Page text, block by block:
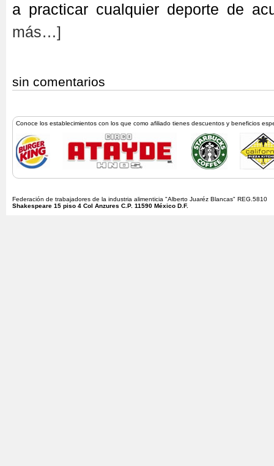
a practicar cualquier deporte de
más…]
sin comentarios
Conoce los establecimientos con los que como afiliado tienes descuentos y beneficios
Federación de trabajadores de la industria alimenticia "Alberto Juaréz Blancas" REG.5810
Shakespeare 15 piso 4 Col Anzures C.P. 11590 México D.F.